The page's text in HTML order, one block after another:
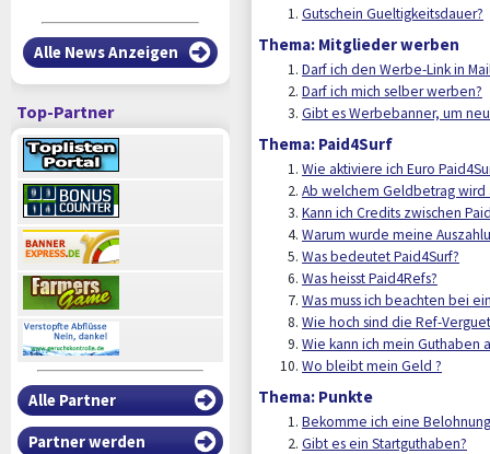
Alle News Anzeigen
Top-Partner
Alle Partner
Partner werden
Gutschein Gueltigkeitsdauer?
Thema: Mitglieder werben
Darf ich den Werbe-Link in
Darf ich mich selber werben?
Gibt es Werbebanner, um
Thema: Paid4Surf
Wie aktiviere ich Euro
Ab welchem Geldbetrag wird
Kann ich Credits zwischen
Warum wurde meine
Was bedeutet Paid4Surf?
Was heisst Paid4Refs?
Was muss ich beachten bei
Wie hoch sind die Ref-
Wie kann ich mein Guthaben
Wo bleibt mein Geld ?
Thema: Punkte
Bekomme ich eine
Gibt es ein Startguthaben?